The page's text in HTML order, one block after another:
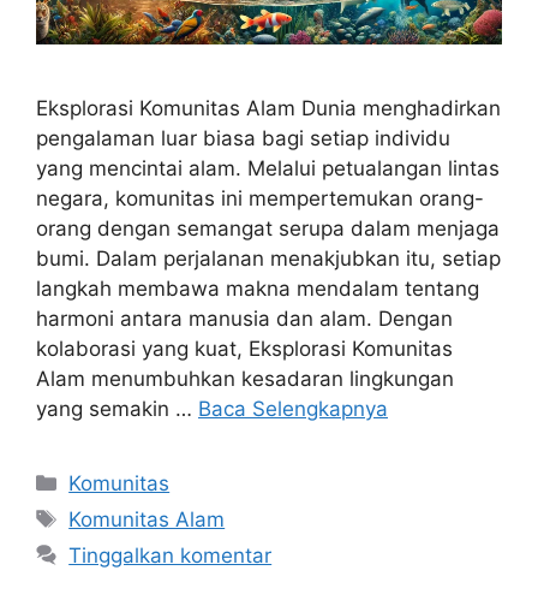
Eksplorasi Komunitas Alam Dunia menghadirkan
pengalaman luar biasa bagi setiap individu
yang mencintai alam. Melalui petualangan lintas
negara, komunitas ini mempertemukan orang-
orang dengan semangat serupa dalam menjaga
bumi. Dalam perjalanan menakjubkan itu, setiap
langkah membawa makna mendalam tentang
harmoni antara manusia dan alam. Dengan
kolaborasi yang kuat, Eksplorasi Komunitas
Alam menumbuhkan kesadaran lingkungan
yang semakin … Baca Selengkapnya
Kategori
Komunitas
Tag
Komunitas Alam
Tinggalkan komentar